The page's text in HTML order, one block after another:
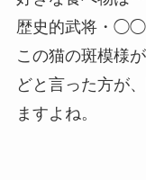
歴史的武将・◯◯
この猫の斑模様
どと言った方が
ますよね。